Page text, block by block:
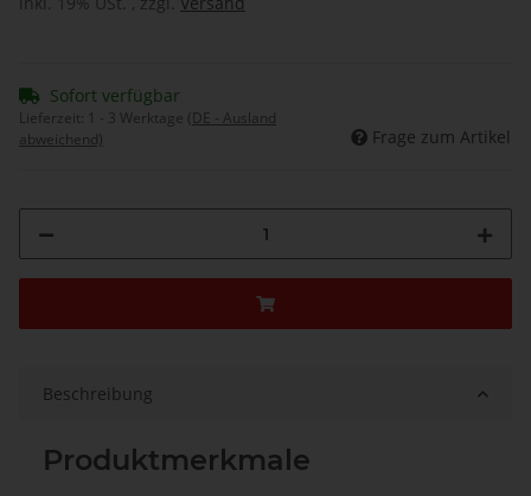
Sofort verfügbar
Lieferzeit: 1 - 3 Werktage (DE - Ausland
abweichend)
Frage zum Artikel
Beschreibung
Produktmerkmale